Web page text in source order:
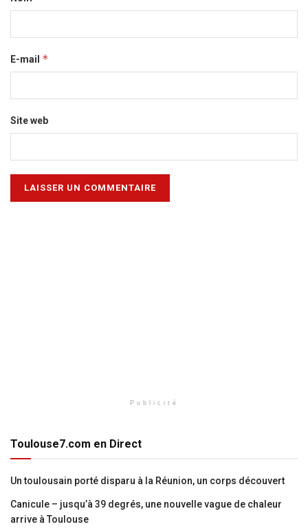
E-mail *
Site web
Publicité
Toulouse7.com en Direct
Un toulousain porté disparu à la Réunion, un corps découvert
Canicule – jusqu’à 39 degrés, une nouvelle vague de chaleur
arrive à Toulouse